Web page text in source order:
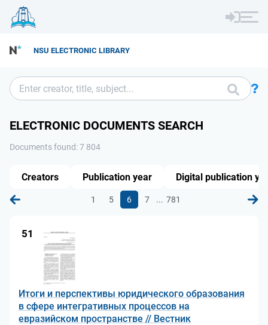
NSU ELECTRONIC LIBRARY
ELECTRONIC DOCUMENTS SEARCH
Documents found: 7 804
1 5 6 7 ... 781
51
Итоги и перспективы юридического образования
в сфере интегративных процессов на
евразийском пространстве // Вестник
Creators Publication year Digital publication